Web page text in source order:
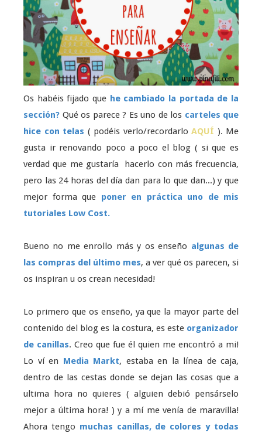
Os habéis fijado que he cambiado la portada de la
sección? Qué os parece ? Es uno de los carteles que
hice con telas ( podéis verlo/recordarlo AQUÍ ). Me
gusta ir renovando poco a poco el blog ( si que es
verdad que me gustaría hacerlo con más frecuencia,
pero las 24 horas del día dan para lo que dan...) y que
mejor forma que poner en práctica uno de mis
tutoriales Low Cost.
Bueno no me enrollo más y os enseño algunas de
las compras del último mes, a ver qué os parecen, si
os inspiran u os crean necesidad!
Lo primero que os enseño, ya que la mayor parte del
contenido del blog es la costura, es este organizador
de canillas. Creo que fue él quien me encontró a mi!
Lo ví en Media Markt, estaba en la línea de caja,
dentro de las cestas donde se dejan las cosas que a
ultima hora no quieres ( alguien debió pensárselo
mejor a última hora! ) y a mí me venía de maravilla!
Ahora tengo muchas canillas, de colores y todas